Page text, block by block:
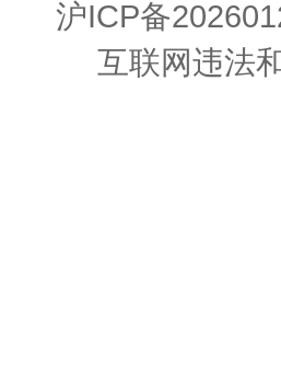
沪ICP备
互联网违法